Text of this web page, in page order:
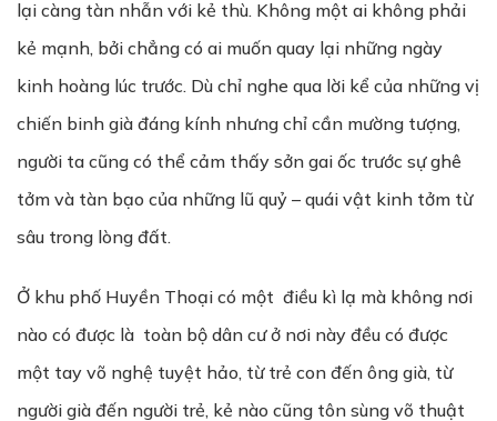
lại càng tàn nhẫn với kẻ thù. Không một ai không phải
kẻ mạnh, bởi chẳng có ai muốn quay lại những ngày
kinh hoàng lúc trước. Dù chỉ nghe qua lời kể của những vị
chiến binh già đáng kính nhưng chỉ cần mường tượng,
người ta cũng có thể cảm thấy sởn gai ốc trước sự ghê
tởm và tàn bạo của những lũ quỷ – quái vật kinh tởm từ
sâu trong lòng đất.
Ở khu phố Huyền Thoại có một điều kì lạ mà không nơi
nào có được là toàn bộ dân cư ở nơi này đều có được
một tay võ nghệ tuyệt hảo, từ trẻ con đến ông già, từ
người già đến người trẻ, kẻ nào cũng tôn sùng võ thuật